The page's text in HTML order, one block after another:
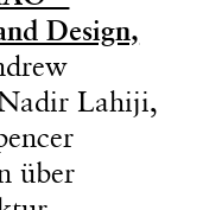
Design,
Lahiji,
über